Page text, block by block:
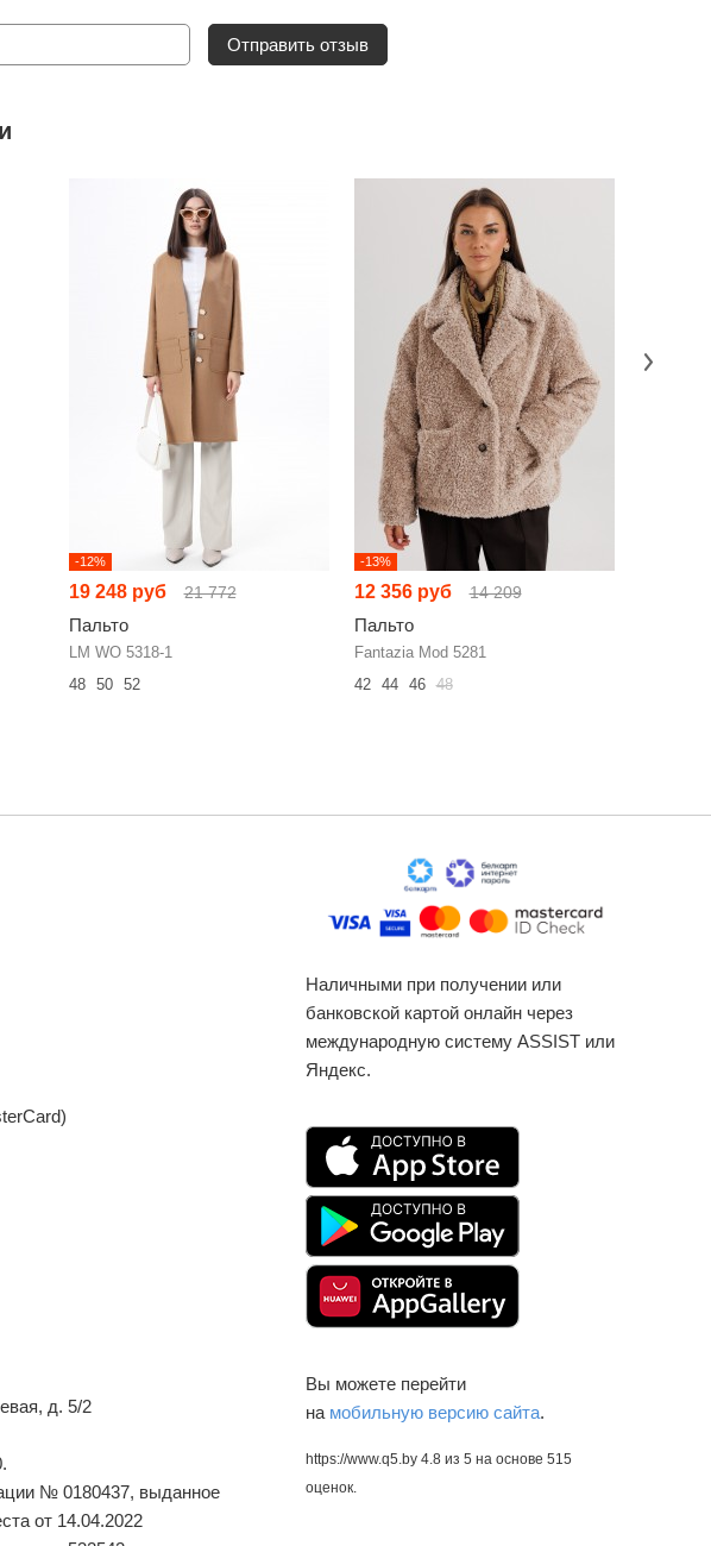
Отправить отзыв
-12%
19 248 руб 21 772
Пальто
LM WO 5318-1
48
50 52
-13%
12 356 руб 14 209
Пальто
Fantazia Mod 5281
42
44 46 48
д. 5/2
№ 0180437, выданное
от 14.04.2022
Наличными при получении или
банковской картой онлайн через
международную систему ASSIST или
Яндекс.
Вы можете перейти
на мобильную версию сайта.
https://www.q5.by 4.8 из 5 на основе 515
оценок.